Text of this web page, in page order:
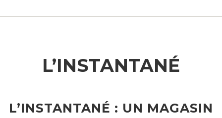
L’INSTANTANÉ
L’INSTANTANÉ : UN MAGASIN